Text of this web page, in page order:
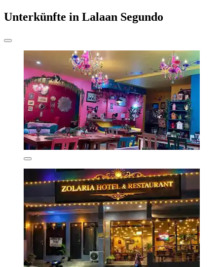
Unterkünfte in Lalaan Segundo